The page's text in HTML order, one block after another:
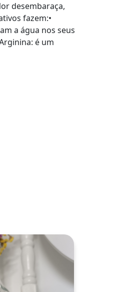
desembaraça,
fazem:•
a água nos seus
é um